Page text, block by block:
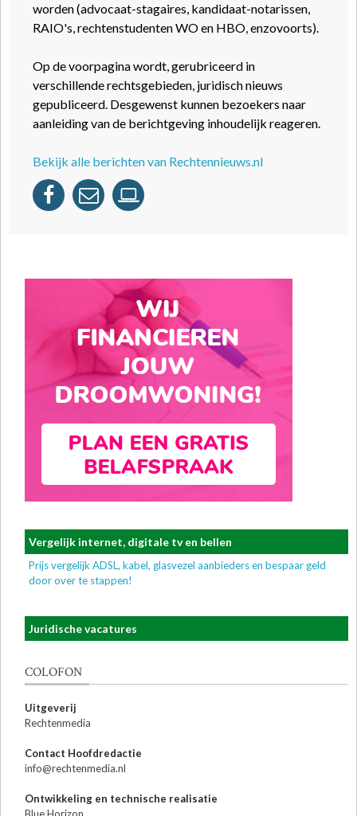
worden (advocaat-stagaires, kandidaat-notarissen,
RAIO's, rechtenstudenten WO en HBO, enzovoorts).
Op de voorpagina wordt, gerubriceerd in
verschillende rechtsgebieden, juridisch nieuws
gepubliceerd. Desgewenst kunnen bezoekers naar
aanleiding van de berichtgeving inhoudelijk reageren.
Bekijk alle berichten van Rechtennieuws.nl
Vergelijk internet, digitale tv en bellen
Prijs vergelijk ADSL, kabel, glasvezel aanbieders en bespaar geld
door over te stappen!
Juridische vacatures
COLOFON
Uitgeverij
Rechtenmedia
Contact Hoofdredactie
info@rechtenmedia.nl
Ontwikkeling en technische realisatie